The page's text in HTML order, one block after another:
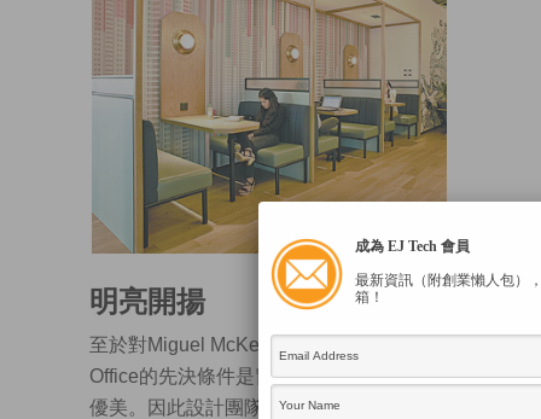
明亮開揚
至於對Miguel McKelvey而言，一間Dream
Office的先決條件是窗多、日光充足、景色
優美。因此設計團隊把社區樓層安排於擁
成為 EJ Tech 會員
最新資訊（附創業懶人包）
箱！